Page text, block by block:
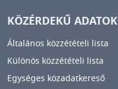
KÖZÉRDEKŰ ADATOK
Általános közzétételi lista
Különös közzétételi lista
Egységes közadatkereső